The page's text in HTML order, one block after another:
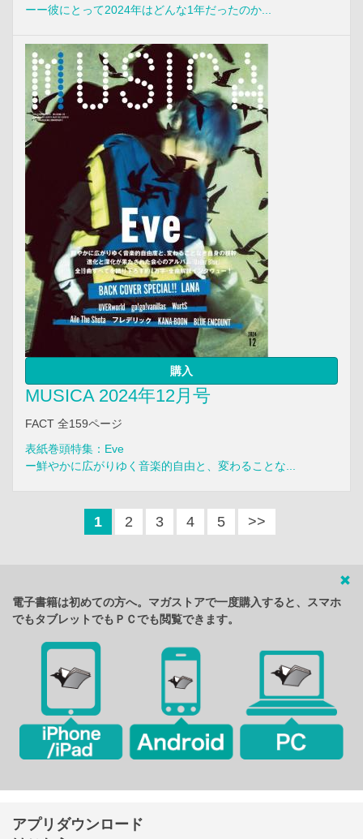
ーー彼にとって2024年はどんな1年だったのか...
購入
MUSICA 2024年12月号
FACT 全159ページ
表紙巻頭特集：Eve
ー鮮やかに広がりゆく音楽的自由と、変わることな...
1 2 3 4 5 >>
電子書籍は初めての方へ。マガストアで一度購入すると、スマホ
でもタブレットでもＰＣでも閲覧できます。
アプリダウンロード